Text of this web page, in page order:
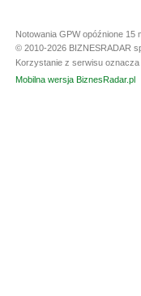
Notowania GPW opóźnione 15
© 2010-2026 BIZNESRADAR
Korzystanie z serwisu
Mobilna wersja BiznesRadar.pl